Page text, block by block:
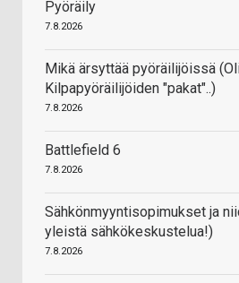
Pyöräily
7.8.2026
Mikä ärsyttää pyöräilijöissä
Kilpapyöräilijöiden "pakat"..)
7.8.2026
Battlefield 6
7.8.2026
Sähkönmyyntisopimukset ja
yleistä sähkökeskustelua!)
7.8.2026